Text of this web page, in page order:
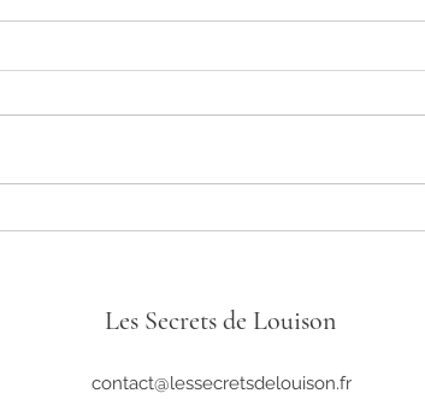
Les Secrets de Louison
contact@lessecretsdelouison.fr